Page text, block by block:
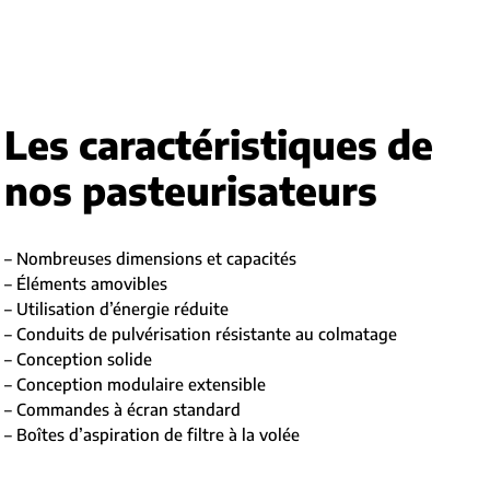
Les caractéristiques de
nos pasteurisateurs
– Nombreuses dimensions et capacités
– Éléments amovibles
– Utilisation d’énergie réduite
– Conduits de pulvérisation résistante au colmatage
– Conception solide
– Conception modulaire extensible
– Commandes à écran standard
– Boîtes d’aspiration de filtre à la volée